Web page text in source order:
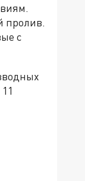
пролив.
с